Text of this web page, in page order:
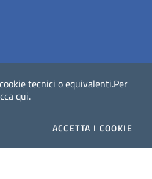
tecnici o equivalenti.Per
qui.
ACCETTA I COOKIE
nei beni culturali||ISSN: